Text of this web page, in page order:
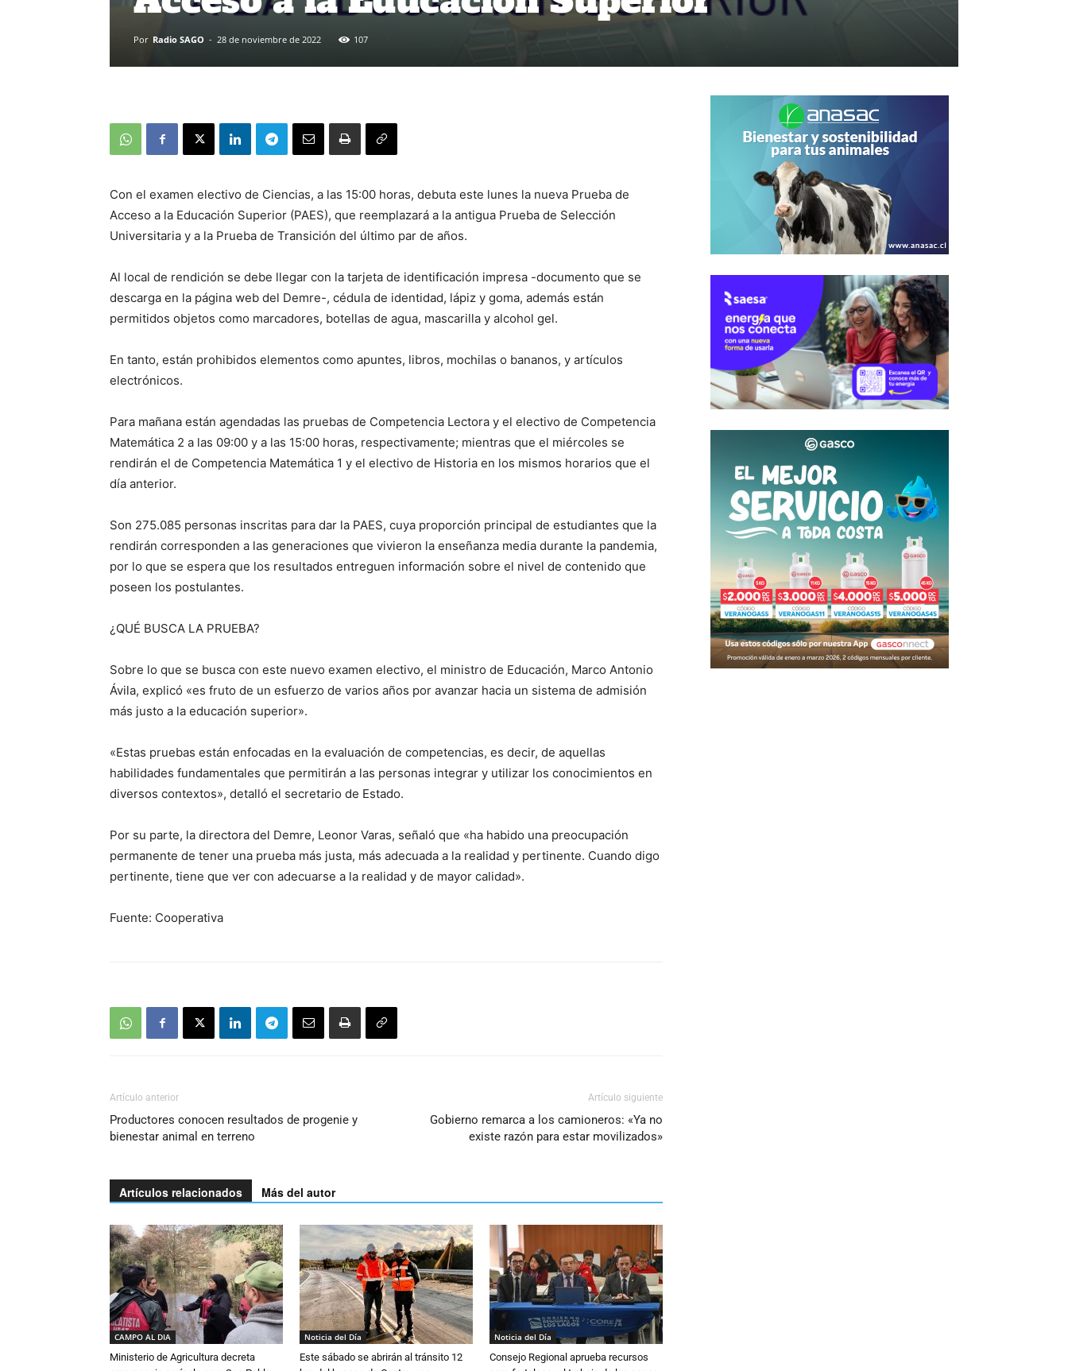
Por Radio SAGO - 28 de noviembre de 2022 107
Con el examen electivo de Ciencias, a las 15:00 horas, debuta este lunes la nueva Prueba de
Acceso a la Educación Superior (PAES), que reemplazará a la antigua Prueba de Selección
Universitaria y a la Prueba de Transición del último par de años.
Al local de rendición se debe llegar con la tarjeta de identificación impresa -documento que se
descarga en la página web del Demre-, cédula de identidad, lápiz y goma, además están
permitidos objetos como marcadores, botellas de agua, mascarilla y alcohol gel.
En tanto, están prohibidos elementos como apuntes, libros, mochilas o bananos, y artículos
electrónicos.
Para mañana están agendadas las pruebas de Competencia Lectora y el electivo de Competencia
Matemática 2 a las 09:00 y a las 15:00 horas, respectivamente; mientras que el miércoles se
rendirán el de Competencia Matemática 1 y el electivo de Historia en los mismos horarios que el
día anterior.
Son 275.085 personas inscritas para dar la PAES, cuya proporción principal de estudiantes que la
rendirán corresponden a las generaciones que vivieron la enseñanza media durante la pandemia,
por lo que se espera que los resultados entreguen información sobre el nivel de contenido que
poseen los postulantes.
¿QUÉ BUSCA LA PRUEBA?
Sobre lo que se busca con este nuevo examen electivo, el ministro de Educación, Marco Antonio
Ávila, explicó «es fruto de un esfuerzo de varios años por avanzar hacia un sistema de admisión
más justo a la educación superior».
«Estas pruebas están enfocadas en la evaluación de competencias, es decir, de aquellas
habilidades fundamentales que permitirán a las personas integrar y utilizar los conocimientos en
diversos contextos», detalló el secretario de Estado.
Por su parte, la directora del Demre, Leonor Varas, señaló que «ha habido una preocupación
permanente de tener una prueba más justa, más adecuada a la realidad y pertinente. Cuando digo
pertinente, tiene que ver con adecuarse a la realidad y de mayor calidad».
Fuente: Cooperativa
Artículo anterior
Productores conocen resultados de progenie y
bienestar animal en terreno
Artículo siguiente
Gobierno remarca a los camioneros: «Ya no
existe razón para estar movilizados»
Artículos relacionados Más del autor
CAMPO AL DIA
Ministerio de Agricultura decreta
Noticia del Día
Este sábado se abrirán al tránsito 12
Noticia del Día
Consejo Regional aprueba recursos